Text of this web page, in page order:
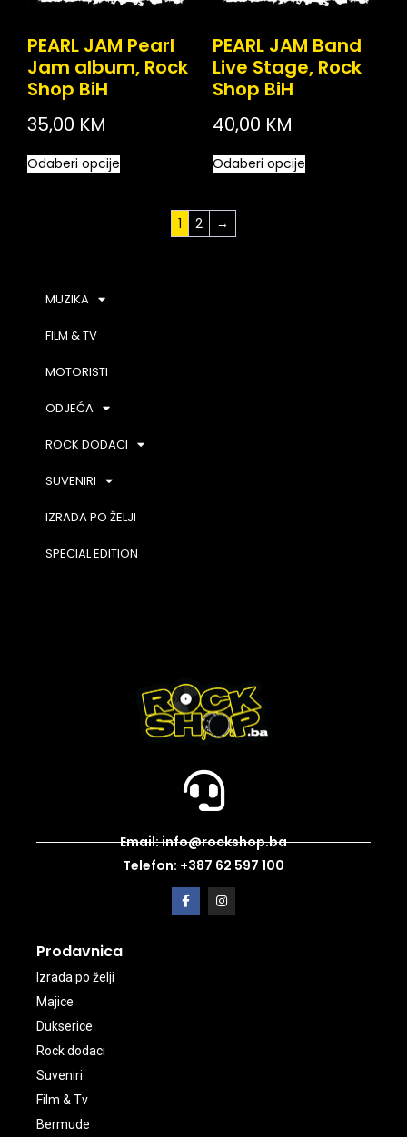
PEARL JAM Pearl
Jam album, Rock
Shop BiH
35,00 KM
Odaberi opcije
PEARL JAM Band
Live Stage, Rock
Shop BiH
40,00 KM
Odaberi opcije
1 2 →
MUZIKA
FILM & TV
MOTORISTI
ODJEĆA
ROCK DODACI
SUVENIRI
IZRADA PO ŽELJI
SPECIAL EDITION
Email: info@rockshop.ba
Telefon: +387 62 597 100
Prodavnica
Izrada po želji
Majice
Dukserice
Rock dodaci
Suveniri
Film & Tv
Bermude